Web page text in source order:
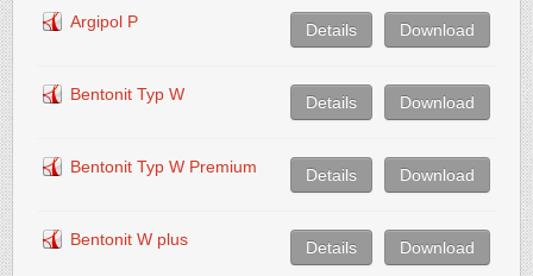
Argipol P Download
Details
Bentonit Typ W Download
Details
Bentonit Typ W Premium Download
Details
Bentonit W plus Download
Details